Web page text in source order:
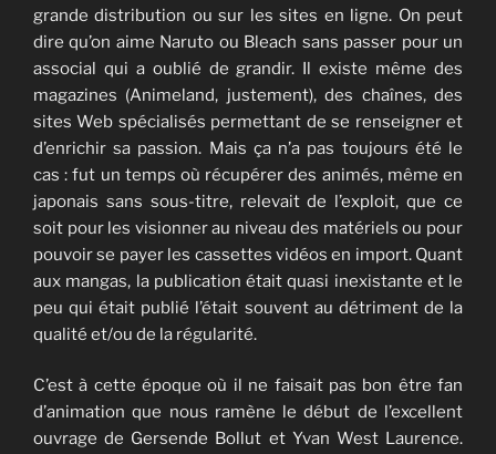
grande distribution ou sur les sites en ligne. On peut
dire qu’on aime Naruto ou Bleach sans passer pour un
associal qui a oublié de grandir. Il existe même des
magazines (Animeland, justement), des chaînes, des
sites Web spécialisés permettant de se renseigner et
d’enrichir sa passion. Mais ça n’a pas toujours été le
cas : fut un temps où récupérer des animés, même en
japonais sans sous-titre, relevait de l’exploit, que ce
soit pour les visionner au niveau des matériels ou pour
pouvoir se payer les cassettes vidéos en import. Quant
aux mangas, la publication était quasi inexistante et le
peu qui était publié l’était souvent au détriment de la
qualité et/ou de la régularité.
C’est à cette époque où il ne faisait pas bon être fan
d’animation que nous ramène le début de l’excellent
ouvrage de Gersende Bollut et Yvan West Laurence.